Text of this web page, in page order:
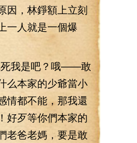
因，林錚額上立刻
一人就是一個爆
我是吧？哦——敢
么本家的少爺當小
情都不能，那我還
好歹等你們本家的
老爸老媽，要是敢